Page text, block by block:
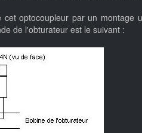
cet optocoupleur par un
de l'obturateur est le suivant :